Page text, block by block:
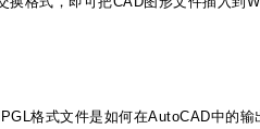
格式文件是如何在AutoCAD中的输